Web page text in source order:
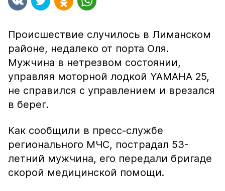
Происшествие случилось в Лиманском
районе, недалеко от порта Оля.
Мужчина в нетрезвом состоянии,
управляя моторной лодкой YAMAHA 25,
не справился с управлением и врезался
в берег.
Как сообщили в пресс-службе
регионального МЧС, пострадал 53-
летний мужчина, его передали бригаде
скорой медицинской помощи.